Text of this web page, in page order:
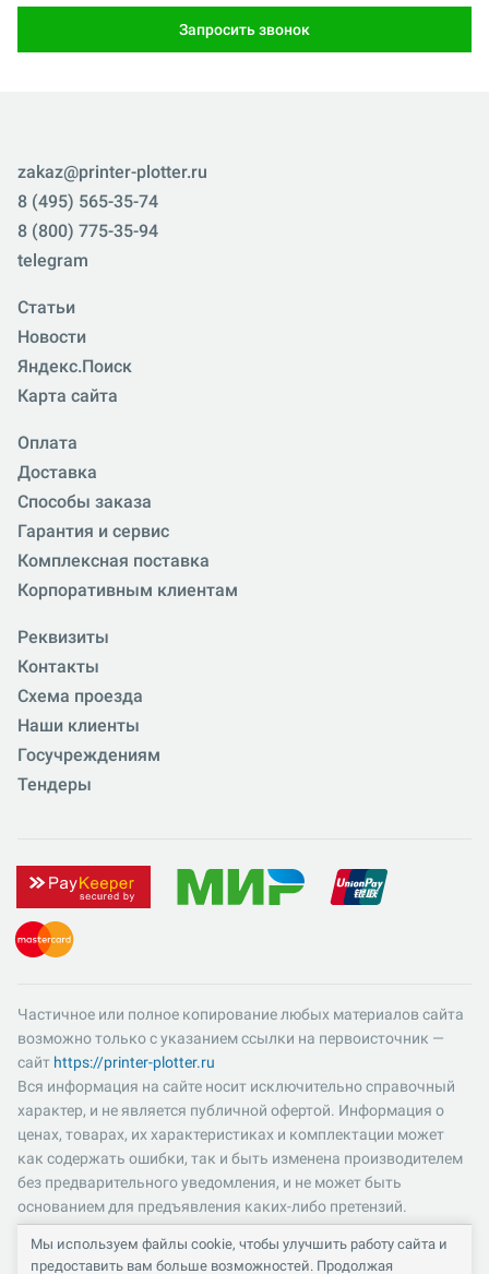
Запросить звонок
zakaz@printer-plotter.ru
8 (495) 565-35-74
8 (800) 775-35-94
telegram
Статьи
Новости
Яндекс.Поиск
Карта сайта
Оплата
Доставка
Способы заказа
Гарантия и сервис
Комплексная поставка
Корпоративным клиентам
Реквизиты
Контакты
Схема проезда
Наши клиенты
Госучреждениям
Тендеры
Частичное или полное копирование любых материалов сайта
возможно только с указанием ссылки на первоисточник —
сайт https://printer-plotter.ru
Вся информация на сайте носит исключительно справочный
характер, и не является публичной офертой. Информация о
ценах, товарах, их характеристиках и комплектации может
как содержать ошибки, так и быть изменена производителем
без предварительного уведомления, и не может быть
основанием для предъявления каких-либо претензий.
Пожалуйста, уточняйте существенные для вас характеристики
и компоненты комплектации товаров. Все цены указаны в
Мы используем файлы cookie, чтобы улучшить работу сайта и
предоставить вам больше возможностей. Продолжая